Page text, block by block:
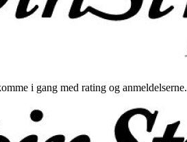
i gang med rating og anmeldelserne.